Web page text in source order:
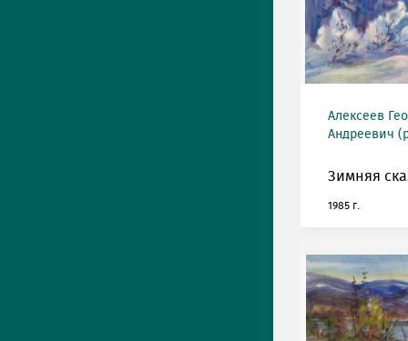
Алексеев
Андреевич
Зимняя
1985 г.